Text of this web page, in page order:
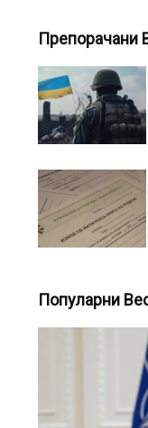
Препорачани
Популарни